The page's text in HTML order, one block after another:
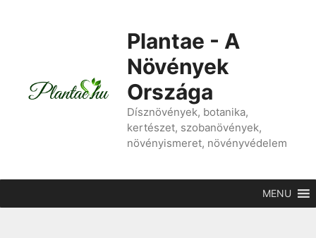
Plantae - A
Növények
Országa
Dísznövények, botanika,
kertészet, szobanövények,
növényismeret, növényvédelem
MENU